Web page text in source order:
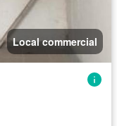
Local commercial